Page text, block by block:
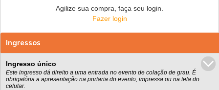
Agilize sua compra, faça seu login.
Fazer login
Ingressos
Ingresso único
Este ingresso dá direito a uma entrada no evento de colação de grau. É
obrigatória a apresentação na portaria do evento, impressa ou na tela do
celular.